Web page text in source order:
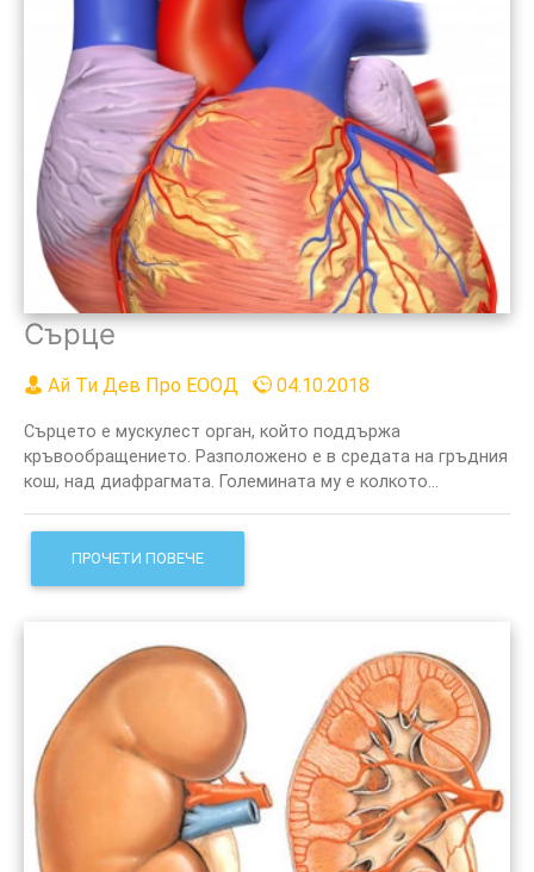
Сърце
Ай Ти Дев Про ЕООД 04.10.2018
Сърцето е мускулест орган, който поддържа
кръвообращението. Разположено е в средата на гръдния
кош, над диафрагмата. Големината му е колкото...
ПРОЧЕТИ ПОВЕЧЕ